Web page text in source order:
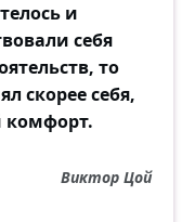
и
себя
то
скорее себя,
комфорт.
Виктор Цой